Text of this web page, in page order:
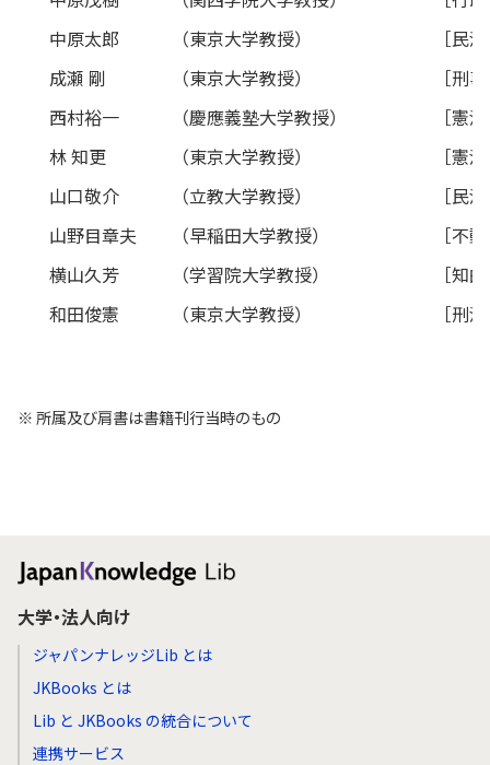
中原太郎
（東京大学教授）
［民
成瀬 剛
（東京大学教授）
［刑
西村裕一
（慶應義塾大学教授）
［憲
林 知更
（東京大学教授）
［憲
山口敬介
（立教大学教授）
［民
山野目章夫
（早稲田大学教授）
［不
横山久芳
（学習院大学教授）
［知
和田俊憲
（東京大学教授） ［刑
※ 所属及び肩書は書籍刊行当時のもの
大学・法人向け
ジャパンナレッジLib とは
JKBooks とは
Lib と JKBooks の統合について
連携サービス